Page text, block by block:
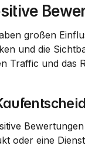
großen
und die
Traffic und das
oder eine